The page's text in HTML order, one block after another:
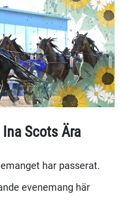
Scots Ära
har passerat.
evenemang här